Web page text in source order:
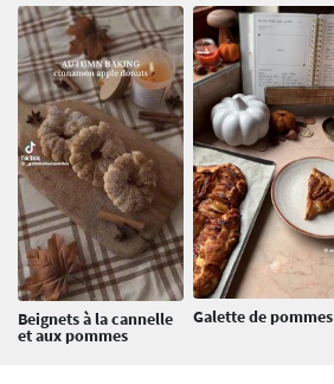
Beignets à la cannelle
et aux pommes
Galette de pommes